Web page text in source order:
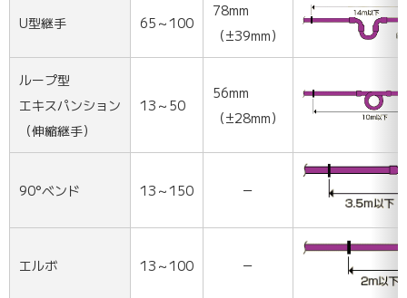
U型継手 65～100
78mm
（±39mm）
ループ型
エキスパンション
（伸縮継手）
13～50
56mm
（±28mm）
90°ベンド 13～150 －
エルボ 13～100 －